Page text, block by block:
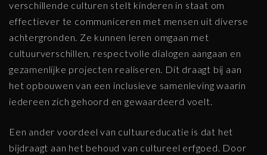
verschillende culturen stelt kinderen in staat om
effectiever te communiceren met mensen uit diverse
achtergronden. Ze kunnen leren omgaan met
cultuurverschillen, respectvolle dialogen aangaan en
gezamenlijke projecten realiseren. Dit draagt bij aan
het opbouwen van een inclusieve samenleving waarin
iedereen zich gehoord en gewaardeerd voelt.
Een ander voordeel van cultuureducatie is dat het
bijdraagt aan het behoud van cultureel erfgoed. Door